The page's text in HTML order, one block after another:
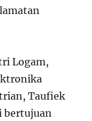
Logam,
Taufiek
bertujuan